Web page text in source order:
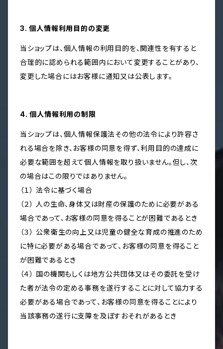
3. 個人情報利用目的の変更
当ショップは、個人情報の利用目的を、関連性を有すると
合理的に認められる範囲内において変更することがあり、
変更した場合にはお客様に通知又は公表します。
4. 個人情報利用の制限
当ショップは、個人情報保護法その他の法令により許容さ
れる場合を除き、お客様の同意を得ず、利用目的の達成に
必要な範囲を超えて個人情報を取り扱いません。但し、次
の場合はこの限りではありません。
（１） 法令に基づく場合
（２） 人の生命、身体又は財産の保護のために必要がある
場合であって、お客様の同意を得ることが困難であるとき
（３） 公衆衛生の向上又は児童の健全な育成の推進のため
に特に必要がある場合であって、お客様の同意を得ること
が困難であるとき
（４） 国の機関もしくは地方公共団体又はその委託を受け
た者が法令の定める事務を遂行することに対して協力する
必要がある場合であって、お客様の同意を得ることにより
当該事務の遂行に支障を及ぼすおそれがあるとき